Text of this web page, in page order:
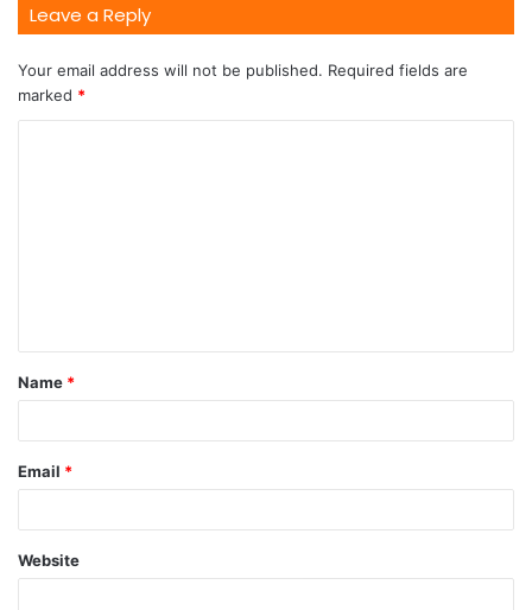
Leave a Reply
Your email address will not be published. Required fields are
marked *
Name *
Email *
Website